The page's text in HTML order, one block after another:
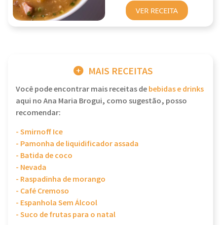
VER RECEITA
MAIS RECEITAS
Você pode encontrar mais receitas debebidas e drinks
aqui no Ana Maria Brogui, como sugestão, posso
recomendar:
- Smirnoff Ice
- Pamonha de liquidificador assada
- Batida de coco
- Nevada
- Raspadinha de morango
- Café Cremoso
- Espanhola Sem Álcool
- Suco de frutas para o natal